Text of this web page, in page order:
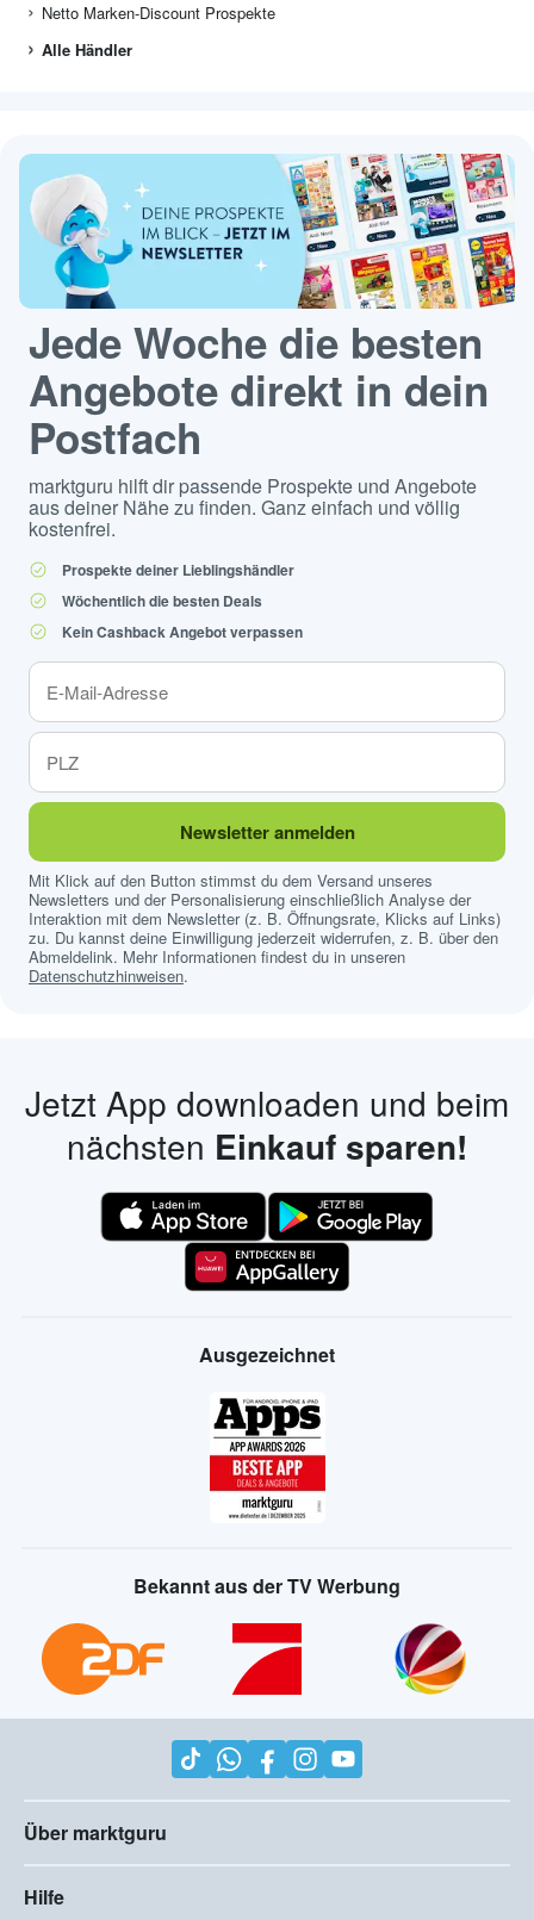
Netto Marken-Discount Prospekte
Alle Händler
Jede Woche die besten
Angebote direkt in dein
Postfach
marktguru hilft dir passende Prospekte und Angebote
aus deiner Nähe zu finden. Ganz einfach und völlig
kostenfrei.
Prospekte deiner Lieblingshändler
Wöchentlich die besten Deals
Kein Cashback Angebot verpassen
Newsletter anmelden
Mit Klick auf den Button stimmst du dem Versand unseres
Newsletters und der Personalisierung einschließlich Analyse der
Interaktion mit dem Newsletter (z. B. Öffnungsrate, Klicks auf Links)
zu. Du kannst deine Einwilligung jederzeit widerrufen, z. B. über den
Abmeldelink. Mehr Informationen findest du in unseren
Datenschutzhinweisen.
Jetzt App downloaden und beim
nächsten Einkauf sparen!
Ausgezeichnet
Bekannt aus der TV Werbung
Über marktguru
Hilfe